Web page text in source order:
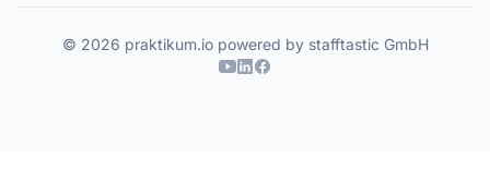
© 2026 praktikum.io powered by stafftastic GmbH